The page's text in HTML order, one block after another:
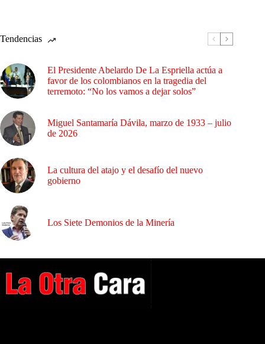
Tendencias
El Presidente Abelardo De La Espriella actúa a
favor de los colombianos en la tragedia del
terremoto: “No los vamos a dejar solos”
Miguel Santamaría Dávila, marzo de 1933 – julio
de 2026
La cultura del atajo y el desafío del nuevo
gobierno
Los Siete Demonios de la Minería